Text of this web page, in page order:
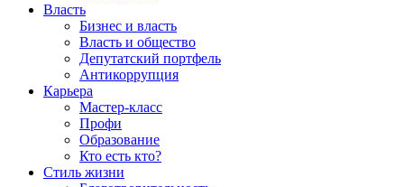
Власть
Бизнес и власть
Власть и общество
Депутатский портфель
Антикоррупция
Карьера
Мастер-класс
Профи
Образование
Кто есть кто?
Стиль жизни